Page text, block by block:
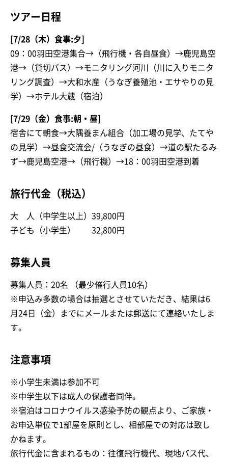
ツアー日程
[7/28（木）食事:夕]
09：00羽田空港集合→（飛行機・各自昼食）→鹿児島空
港→（貸切バス）→モニタリング河川（川に入りモニタ
リング調査）→大和水産（うなぎ養殖池・エサやりの見
学）→ホテル大蔵（宿泊）
[7/29（金）食事:朝・昼]
宿舎にて朝食→大隅養まん組合（加工場の見学、たてや
の見学）→昼食交流会/（うなぎの昼食）→道の駅たるみ
ず→鹿児島空港→（飛行機）→18：00羽田空港到着
旅行代金（税込）
大 人（中学生以上）39,800円
子ども（小学生） 32,800円
募集人員
募集人員：20名 （最少催行人員10名）
※申込み多数の場合は抽選とさせていただき、結果は6
月24日（金）までにメールまたは郵送にて連絡いたしま
す。
注意事項
※小学生未満は参加不可
※中学生以下は成人の保護者同伴。
※宿泊はコロナウイルス感染予防の観点より、ご家族・
お申込単位で1部屋を原則とし、相部屋での対応は致し
かねます。
旅行代金に含まれるもの：往復飛行機代、現地バス代、